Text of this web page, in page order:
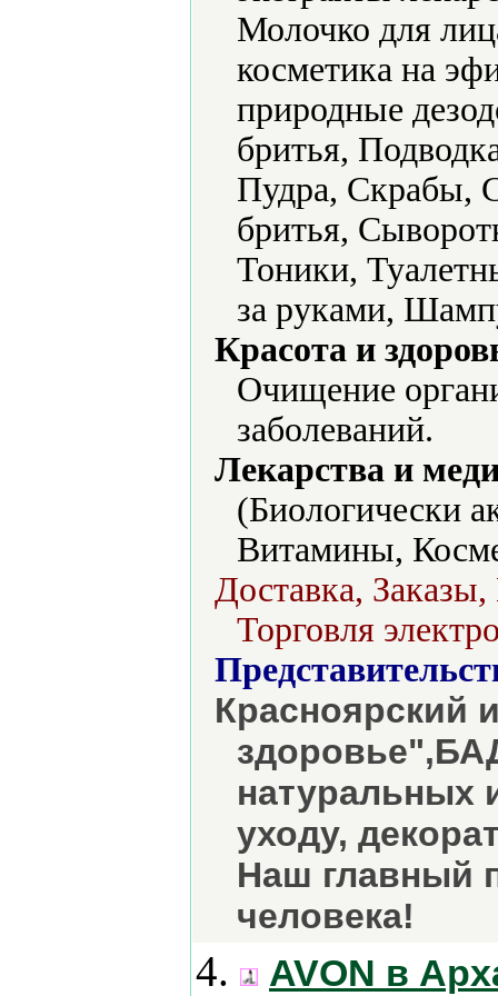
Молочко для
косметика на
природные
бритья,
Пудра, Скрабы,
бритья,
Тоники,
за руками,
Красота и
Очищение
заболеваний.
Лекарства и
(Биологически
Витамины,
Доставка,
Торговля
Красноярский
натуральных
уходу,
Наш главный
человека!
4. AVON в